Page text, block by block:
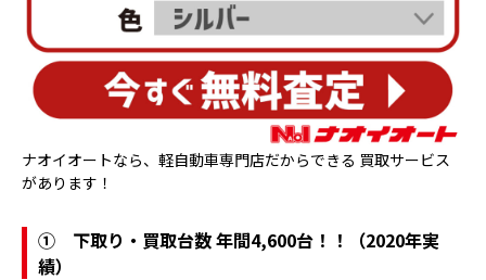
ナオイオートなら、軽自動車専門店だからできる 買取サービス
があります！
① 下取り・買取台数 年間4,600台！！（2020年実
績）